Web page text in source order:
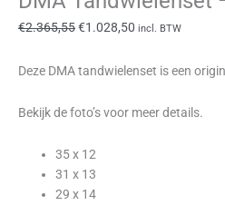
€2.365,55€1.028,50 incl. BTW
Deze DMA tandwielenset is een
Bekijk de foto’s voor meer details.
35 x 12
31 x 13
29 x 14